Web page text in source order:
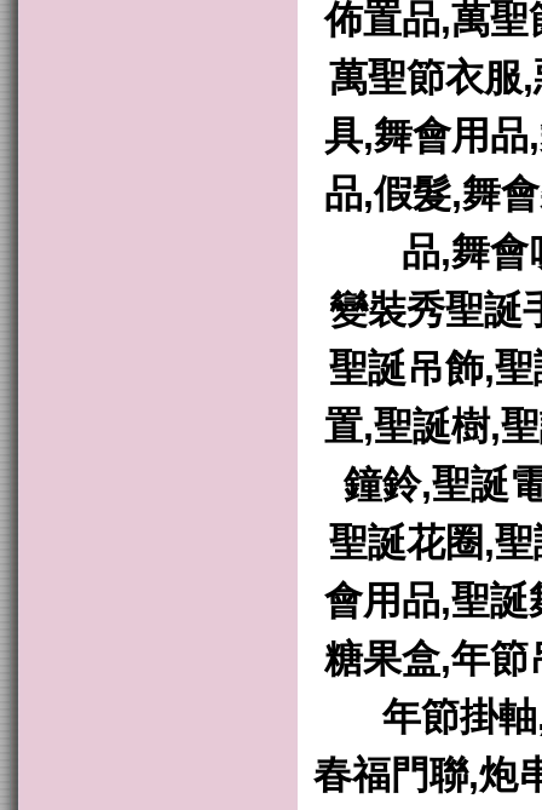
佈置品,萬聖
萬聖節衣服
具,舞會用品
品,假髮,舞
品,舞會
變裝秀聖誕
聖誕吊飾,
置,聖誕樹,
鐘鈴,聖誕
聖誕花圈,
會用品,聖誕
糖果盒,年節
年節掛
春福門聯,炮